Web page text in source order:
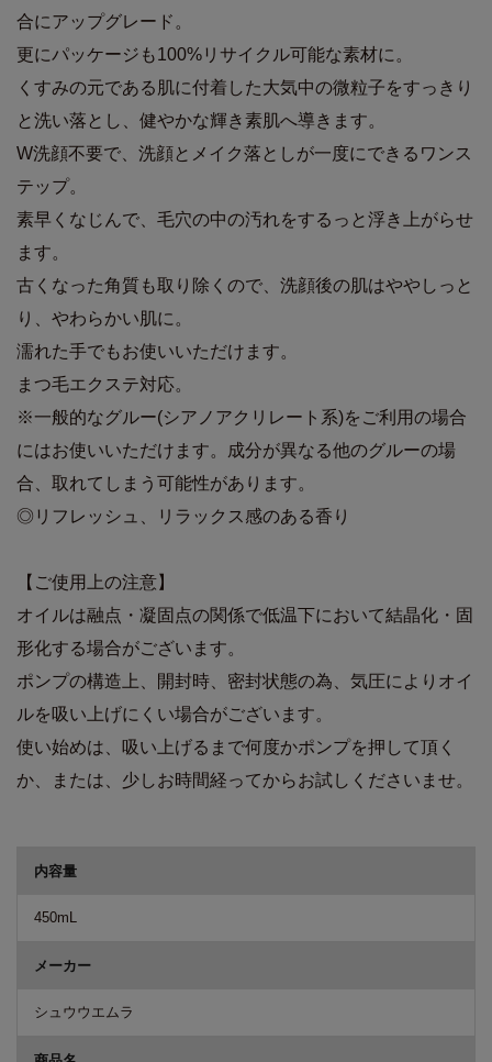
合にアップグレード。
更にパッケージも100%リサイクル可能な素材に。
くすみの元である肌に付着した大気中の微粒子をすっきり
と洗い落とし、健やかな輝き素肌へ導きます。
W洗顔不要で、洗顔とメイク落としが一度にできるワンス
テップ。
素早くなじんで、毛穴の中の汚れをするっと浮き上がらせ
ます。
古くなった角質も取り除くので、洗顔後の肌はややしっと
り、やわらかい肌に。
濡れた手でもお使いいただけます。
まつ毛エクステ対応。
※一般的なグルー(シアノアクリレート系)をご利用の場合
にはお使いいただけます。成分が異なる他のグルーの場
合、取れてしまう可能性があります。
◎リフレッシュ、リラックス感のある香り
【ご使用上の注意】
オイルは融点・凝固点の関係で低温下において結晶化・固
形化する場合がございます。
ポンプの構造上、開封時、密封状態の為、気圧によりオイ
ルを吸い上げにくい場合がございます。
使い始めは、吸い上げるまで何度かポンプを押して頂く
か、または、少しお時間経ってからお試しくださいませ。
内容量
450mL
メーカー
シュウウエムラ